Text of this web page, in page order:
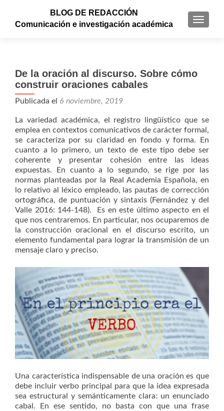
BLOG DE REDACCIÓN
Comunicación e investigación académica
De la oración al discurso. Sobre cómo
construir oraciones cabales
Publicada el 6 noviembre, 2019
La variedad académica, el registro lingüístico que se
emplea en contextos comunicativos de carácter formal,
se caracteriza por su claridad en fondo y forma. En
cuanto a lo primero, un texto de este tipo debe ser
coherente y presentar cohesión entre las ideas
expuestas. En cuanto a lo segundo, se rige por las
normas planteadas por la Real Academia Española, en
lo relativo al léxico empleado, las pautas de corrección
ortográfica, de puntuación y sintaxis (Fernández y del
Valle 2016: 144-148). Es en este último aspecto en el
que nos centraremos. En particular, nos ocuparemos de
la construcción oracional en el discurso escrito, un
elemento fundamental para lograr la transmisión de un
mensaje claro y preciso.
Una característica indispensable de una oración es que
debe incluir verbo principal para que la idea expresada
sea estructural y semánticamente clara: un enunciado
cabal. En ese sentido, no basta con que una frase